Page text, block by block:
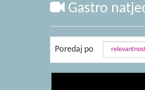
Gastro
Poredaj po